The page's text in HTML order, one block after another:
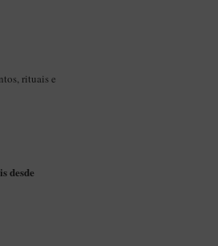
rituais e
desde